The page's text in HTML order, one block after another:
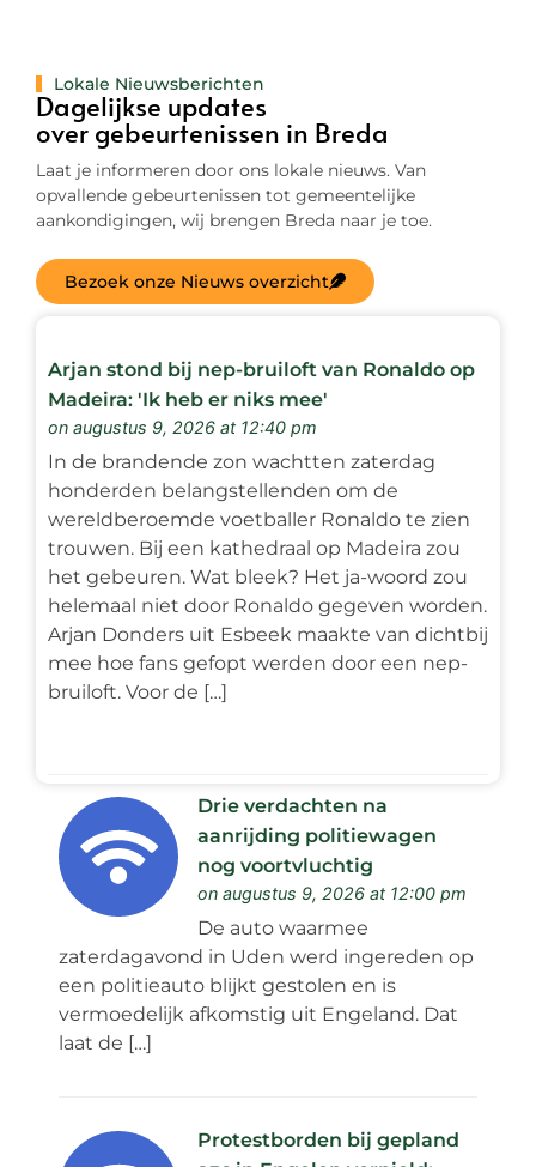
Lokale Nieuwsberichten
Dagelijkse updates
over gebeurtenissen in Breda
Laat je informeren door ons lokale nieuws. Van
opvallende gebeurtenissen tot gemeentelijke
aankondigingen, wij brengen Breda naar je toe.
Bezoek onze Nieuws overzicht
Arjan stond bij nep-bruiloft van Ronaldo op
Madeira: 'Ik heb er niks mee'
on augustus 9, 2026 at 12:40 pm
In de brandende zon wachtten zaterdag
honderden belangstellenden om de
wereldberoemde voetballer Ronaldo te zien
trouwen. Bij een kathedraal op Madeira zou
het gebeuren. Wat bleek? Het ja-woord zou
helemaal niet door Ronaldo gegeven worden.
Arjan Donders uit Esbeek maakte van dichtbij
mee hoe fans gefopt werden door een nep-
bruiloft. Voor de […]
Drie verdachten na
aanrijding politiewagen
nog voortvluchtig
on augustus 9, 2026 at 12:00 pm
De auto waarmee
zaterdagavond in Uden werd ingereden op
een politieauto blijkt gestolen en is
vermoedelijk afkomstig uit Engeland. Dat
laat de […]
Protestborden bij gepland